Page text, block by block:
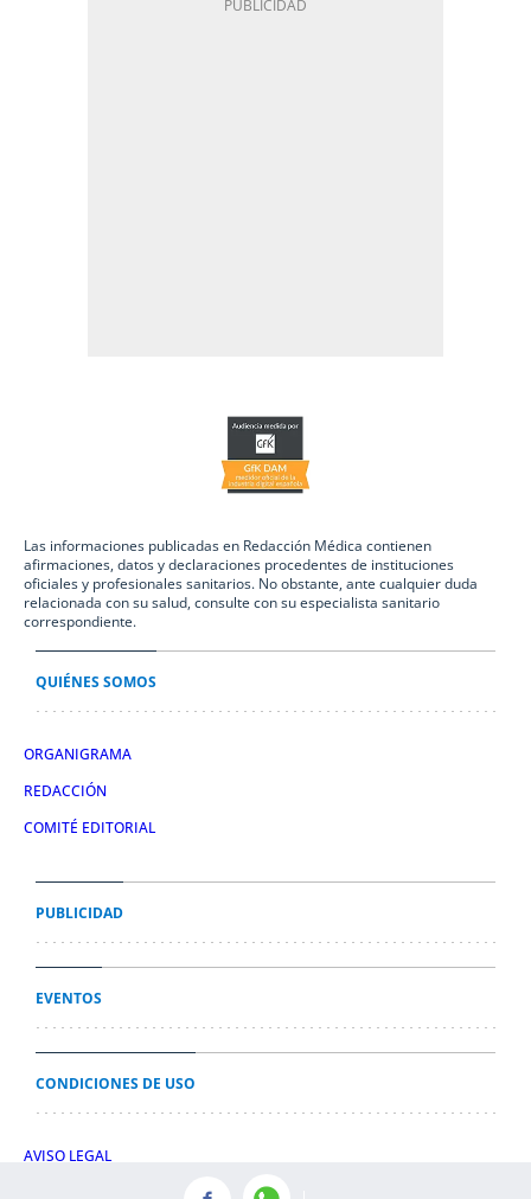
Las informaciones publicadas en Redacción Médica contienen
afirmaciones, datos y declaraciones procedentes de instituciones
oficiales y profesionales sanitarios. No obstante, ante cualquier duda
relacionada con su salud, consulte con su especialista sanitario
correspondiente.
QUIÉNES SOMOS
ORGANIGRAMA
REDACCIÓN
COMITÉ EDITORIAL
PUBLICIDAD
EVENTOS
CONDICIONES DE USO
AVISO LEGAL